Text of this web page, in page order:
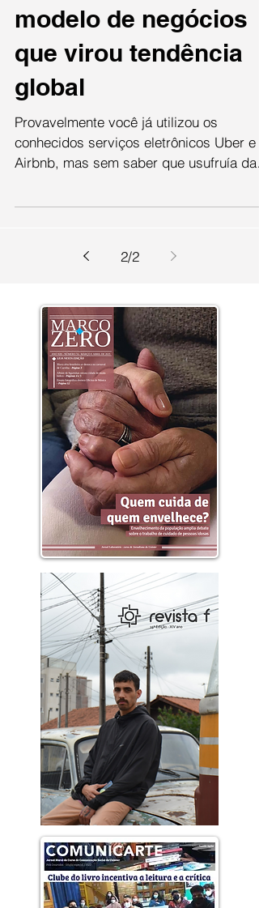
Economia
colaborativa: um novo
modelo de negócios
que virou tendência
global
Provavelmente você já utilizou os
nova tendência chamada de...
2/2